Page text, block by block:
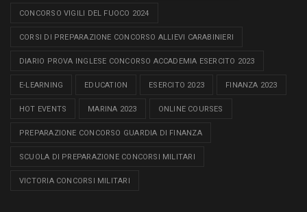
CONCORSO VIGILI DEL FUOCO 2024
CORSI DI PREPARAZIONE CONCORSO ALLIEVI CARABINIERI
DIARIO PROVA INGLESE CONCORSO ACCADEMIA ESERCITO 2023
E-LEARNING EDUCATION ESERCITO 2023 FINANZA 2023
HOT EVENTS MARINA 2023 ONLINE COURSES
PREPARAZIONE CONCORSO GUARDIA DI FINANZA
SCUOLA DI PREPARAZIONE CONCORSI MILITARI
VICTORIA CONCORSI MILITARI